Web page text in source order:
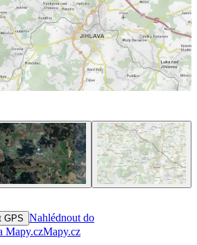
GPS Nahlédnout do
Mapy.czMapy.cz